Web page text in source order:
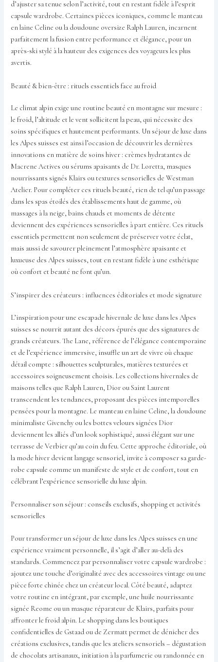
d’ajuster sa tenue selon l’activité, tout en restant fidèle à l’esprit
capsule wardrobe. Certaines pièces iconiques, comme le manteau
en laine Celine ou la doudoune oversize Ralph Lauren, incarnent
parfaitement la fusion entre performance et élégance, pour un
après-ski stylé à la hauteur des exigences des voyageurs les plus
avertis.
Beauté & bien-être : rituels essentiels face au froid
Le climat alpin exige une routine beauté en montagne sur mesure :
le froid, l’altitude et le vent sollicitent la peau, qui nécessite des
soins spécifiques et hautement performants. Un séjour de luxe dans
les Alpes suisses est ainsi l’occasion de découvrir les dernières
innovations en matière de soins hiver : crèmes hydratantes de
Macrene Actives ou sérums apaisants de Dr. Loretta, masques
nourrissants signés Klairs ou textures sensorielles de Westman
Atelier. Pour compléter ces rituels beauté, rien de tel qu’un passage
dans les spas étoilés des établissements haut de gamme, où
massages à la neige, bains chauds et moments de détente
deviennent des expériences sensorielles à part entière. Ces rituels
essentiels permettent non seulement de préserver votre éclat,
mais aussi de savourer pleinement l’atmosphère apaisante et
luxueuse des Alpes suisses, tout en restant fidèle à une esthétique
où confort et beauté ne font qu’un.
S’inspirer des créateurs : influences éditoriales et mode signature
L’inspiration pour une escapade hivernale de luxe dans les Alpes
suisses se nourrit autant des décors épurés que des signatures de
grands créateurs. The Lane, référence de l’élégance contemporaine
et de l’expérience immersive, insuffle un art de vivre où chaque
détail compte : silhouettes sculpturales, matières texturées et
accessoires soigneusement choisis. Les collections hivernales de
maisons telles que Ralph Lauren, Dior ou Saint Laurent
transcendent les tendances, proposant des pièces intemporelles
pensées pour la montagne. Le manteau en laine Celine, la doudoune
minimaliste Givenchy ou les bottes velours signées Dior
deviennent les alliés d’un look sophistiqué, aussi élégant sur une
terrasse de Verbier qu’au coin du feu. Cette approche éditoriale, où
la mode hiver devient langage sensoriel, invite à composer sa garde-
robe capsule comme un manifeste de style et de confort, tout en
célébrant l’expérience sensorielle du luxe alpin.
Personnaliser son séjour : conseils exclusifs, shopping et activités
sensorielles
Pour transformer un séjour de luxe dans les Alpes suisses en une
expérience vraiment personnelle, il s’agit d’aller au-delà des
standards. Commencez par personnaliser votre capsule wardrobe :
ajoutez une touche d’originalité avec des accessoires vintage ou une
pièce forte chinée chez un créateur local. Côté beauté, adaptez
votre routine en intégrant, par exemple, une huile nourrissante
signée Reome ou un masque réparateur de Klairs, parfaits pour
affronter le froid alpin. Le shopping dans les boutiques
confidentielles de Gstaad ou de Zermatt permet de dénicher des
créations exclusives, tandis que les ateliers sensoriels – dégustation
de chocolats artisanaux, initiation à la parfumerie ou randonnée en